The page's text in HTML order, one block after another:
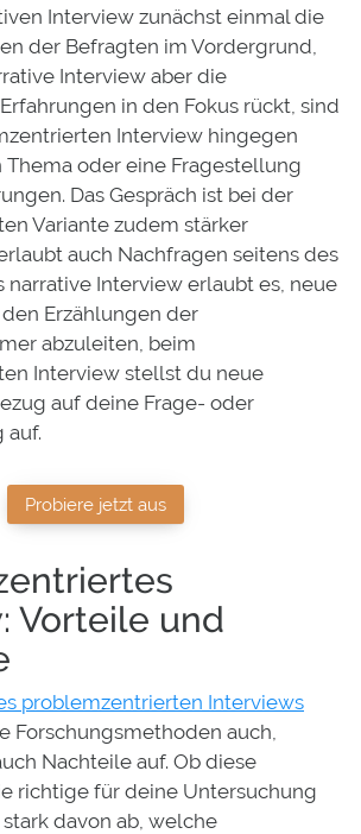
Interview zunächst einmal die
der Befragten im Vordergrund,
Interview aber die
in den Fokus rückt, sind
Interview hingegen
Thema oder eine Fragestellung
Das Gespräch ist bei der
Variante zudem stärker
auch Nachfragen seitens des
narrative Interview erlaubt es, neue
Erzählungen der
abzuleiten, beim
Interview stellst du neue
auf deine Frage- oder
auf.
Probiere jetzt aus
Vorteile und
problemzentrierten Interviews
Forschungsmethoden auch,
Nachteile auf. Ob diese
richtige für deine Untersuchung
davon ab, welche